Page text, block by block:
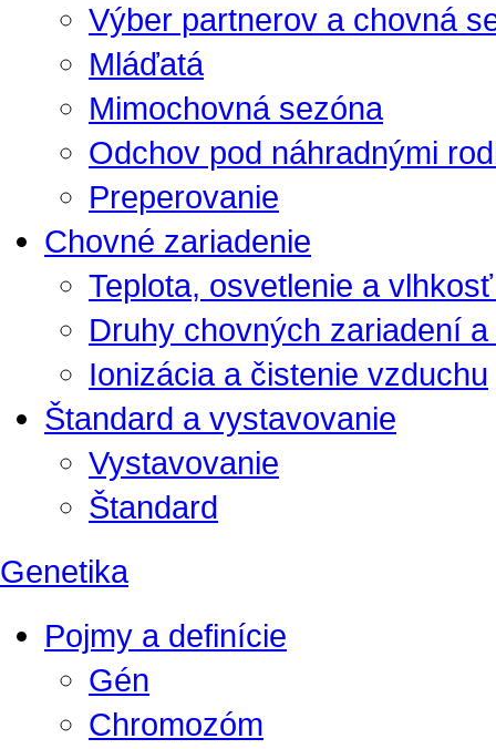
Výber partnerov a chovná
Mláďatá
Mimochovná sezóna
Odchov pod náhradnými
Preperovanie
Chovné zariadenie
Teplota, osvetlenie a
Druhy chovných zariadení
Ionizácia a čistenie vzduchu
Štandard a vystavovanie
Vystavovanie
Štandard
Genetika
Pojmy a definície
Gén
Chromozóm